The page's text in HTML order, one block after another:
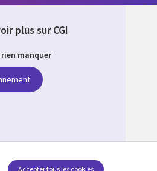
plus sur CGI
rien manquer
Accepter tous les cookies